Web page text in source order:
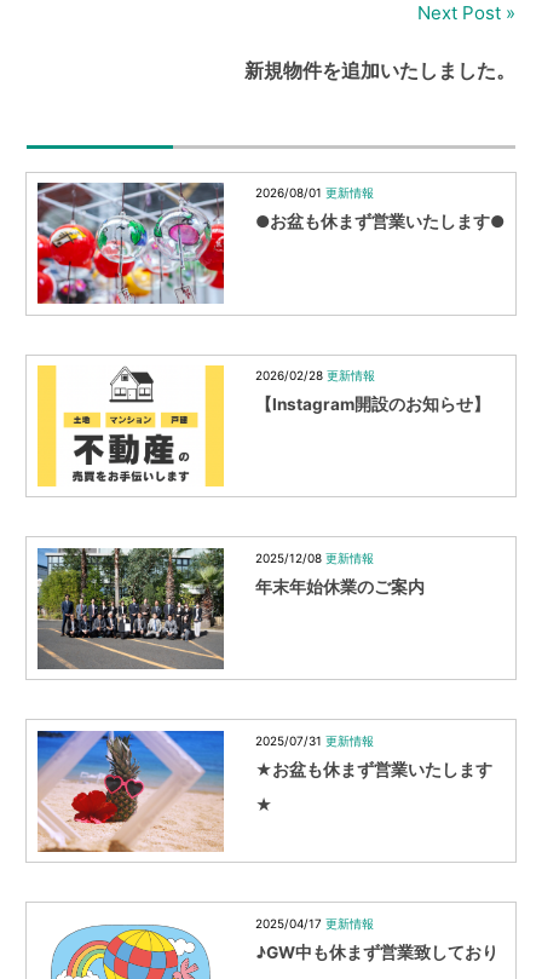
シ
ョ
ン
Next Post
新規物件を追加いたしました。
2026/08/01 更新情報
●お盆も休まず営業いたします●
2026/02/28 更新情報
【Instagram開設のお知らせ】
2025/12/08 更新情報
年末年始休業のご案内
2025/07/31 更新情報
★お盆も休まず営業いたします
★
2025/04/17 更新情報
♪GW中も休まず営業致しており